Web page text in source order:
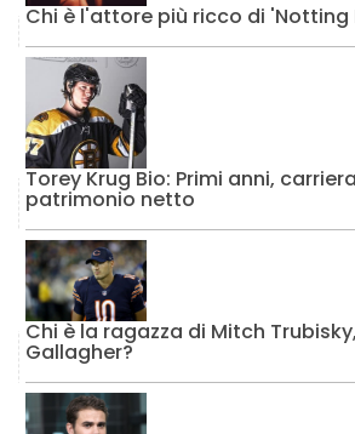
Chi è l'attore più ricco di 'Notting
Torey Krug Bio: Primi anni,
patrimonio netto
Chi è la ragazza di Mitch
Gallagher?